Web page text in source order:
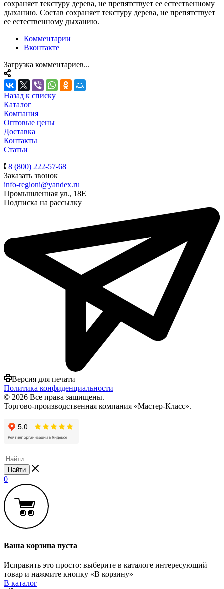
сохраняет текстуру дерева, не препятствует ее естественному
дыханию. Состав сохраняет текстуру дерева, не препятствует
ее естественному дыханию.
Комментарии
Вконтакте
Загрузка комментариев...
Назад к списку
Каталог
Компания
Оптовые цены
Доставка
Контакты
Статьи
8 (800) 222-57-68
Заказать звонок
info-regioni@yandex.ru
Промышленная ул., 18Е
Подписка на рассылку
Версия для печати
Политика конфиденциальности
© 2026 Все права защищены.
Торгово-производственная компания «Мастер-Класс».
Найти
0
Ваша корзина пуста
Исправить это просто: выберите в каталоге интересующий
товар и нажмите кнопку «В корзину»
В каталог